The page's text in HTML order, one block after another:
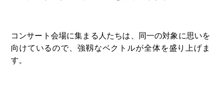
コンサート会場に集まる人たちは、同一の対象に思いを
向けているので、強靱なベクトルが全体を盛り上げま
す。